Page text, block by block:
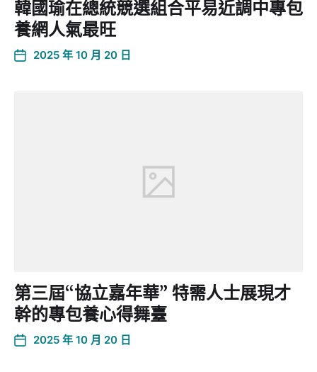
韓國瑜在總統競選組合平易近調中專包
養網人氣最旺
2025 年 10 月 20 日
第三屆“協立嘉年華” 特需人士展現才
幹的專包養心得舞臺
2025 年 10 月 20 日